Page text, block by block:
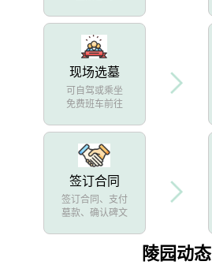
现场选墓
可自驾或乘坐
免费班车前往
签订合同
签订合同、支付
墓款、确认碑文
陵园动态